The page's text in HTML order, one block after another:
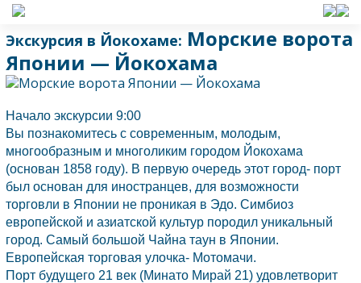
Экскурсия в Йокохаме: Морские ворота
Японии — Йокохама
Начало экскурсии 9:00
Вы познакомитесь с современным, молодым,
многообразным и многоликим городом Йокохама
(основан 1858 году). В первую очередь этот город- порт
был основан для иностранцев, для возможности
торговли в Японии не проникая в Эдо. Симбиоз
европейской и азиатской культур породил уникальный
город. Самый большой Чайна таун в Японии.
Европейская торговая улочка- Мотомачи.
Порт будущего 21 век (Минато Мирай 21) удовлетворит